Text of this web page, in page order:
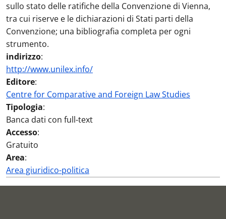
sullo stato delle ratifiche della Convenzione di Vienna,
tra cui riserve e le dichiarazioni di Stati parti della
Convenzione; una bibliografia completa per ogni
strumento.
indirizzo:
http://www.unilex.info/
Editore:
Centre for Comparative and Foreign Law Studies
Tipologia:
Banca dati con full-text
Accesso:
Gratuito
Area:
Area giuridico-politica